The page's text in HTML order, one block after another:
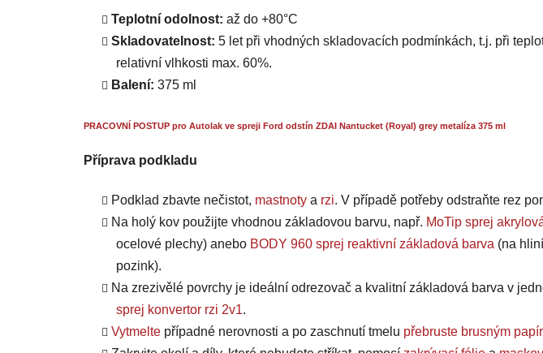
Teplotní odolnost: až do +80°C
Skladovatelnost: 5 let při vhodných skladovacích podmínkách, t.j. při
relativní vlhkosti max. 60%.
Balení: 375 ml
PRACOVNÍ POSTUP pro Autolak ve spreji Ford odstín ZDAI Nantucket (Royal) grey metalíza 375 ml
Příprava podkladu
Podklad zbavte nečistot, mastnoty a rzi. V případě potřeby odstraňte rez
Na holý kov použijte vhodnou základovou barvu, např. MoTip sprej
ocelové plechy) anebo BODY 960 sprej reaktivní základová barva (na
pozink).
Na zrezivělé povrchy je ideální odrezovač a kvalitní základová barva v
sprej konvertor rzi 2v1.
Vytmelte případné nerovnosti a po zaschnutí tmelu přebruste brusným